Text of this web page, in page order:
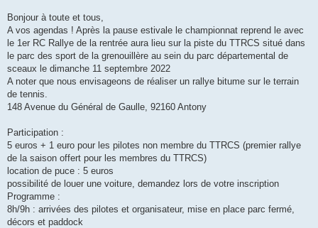
g
e
Bonjour à toute et tous,
A vos agendas ! Après la pause estivale le championnat reprend le avec
le 1er RC Rallye de la rentrée aura lieu sur la piste du TTRCS situé dans
le parc des sport de la grenouillère au sein du parc départemental de
sceaux le dimanche 11 septembre 2022
A noter que nous envisageons de réaliser un rallye bitume sur le terrain
de tennis.
148 Avenue du Général de Gaulle, 92160 Antony
Participation :
5 euros + 1 euro pour les pilotes non membre du TTRCS (premier rallye
de la saison offert pour les membres du TTRCS)
location de puce : 5 euros
possibilité de louer une voiture, demandez lors de votre inscription
Programme :
8h/9h : arrivées des pilotes et organisateur, mise en place parc fermé,
décors et paddock